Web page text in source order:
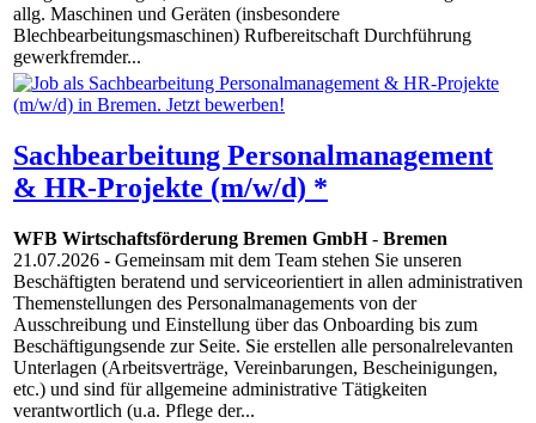
allg. Maschinen und Geräten (insbesondere
Blechbearbeitungsmaschinen) Rufbereitschaft Durchführung
gewerkfremder...
Sachbearbeitung Personalmanagement
& HR-Projekte (m/w/d) *
WFB Wirtschaftsförderung Bremen GmbH- Bremen
21.07.2026 - Gemeinsam mit dem Team stehen Sie unseren
Beschäftigten beratend und serviceorientiert in allen administrativen
Themenstellungen des Personalmanagements von der
Ausschreibung und Einstellung über das Onboarding bis zum
Beschäftigungsende zur Seite. Sie erstellen alle personalrelevanten
Unterlagen (Arbeitsverträge, Vereinbarungen, Bescheinigungen,
etc.) und sind für allgemeine administrative Tätigkeiten
verantwortlich (u.a. Pflege der...